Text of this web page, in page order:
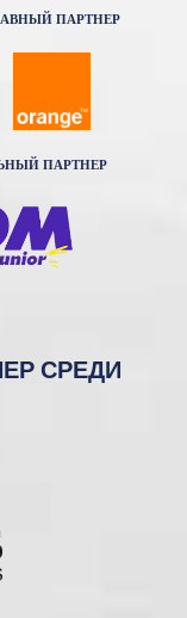
ПАРТНЕР
ПАРТНЕР
СРЕДИ